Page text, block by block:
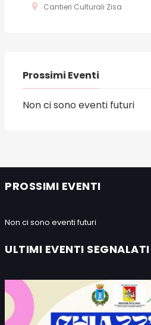
Cantieri Culturali Zisa
Prossimi Eventi
Non ci sono eventi futuri
PROSSIMI EVENTI
Non ci sono eventi futuri
ULTIMI EVENTI SEGNALATI